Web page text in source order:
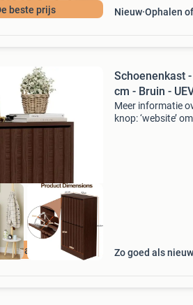
beste prijs Nieuw Ophalen
Korting
Schoenenkast
cm - Bruin -
Meer informatie
knop: ‘website’
Zo goed als nieuw